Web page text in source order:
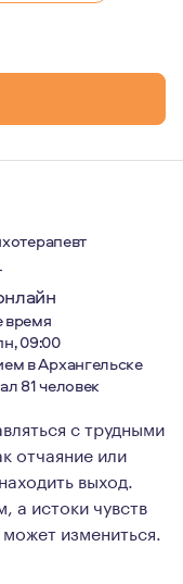
самопознания. Я
09:00
в Архангельске
81 человек
с трудными
отчаяние или
выход.
а истоки чувств
измениться.